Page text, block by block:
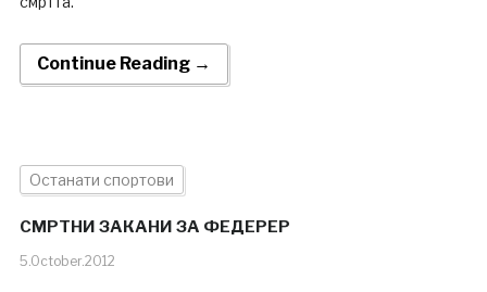
Continue Reading →
Останати спортови
СМРТНИ ЗАКАНИ ЗА ФЕДЕРЕР
5.October.2012